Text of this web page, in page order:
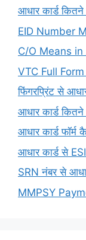
आधार कार्ड
EID Number
C/O Means
VTC Full
फिंगरप्रिंट से
आधार कार्ड
आधार कार्ड फॉर्म
आधार कार्ड से
SRN नंबर से
MMPSY